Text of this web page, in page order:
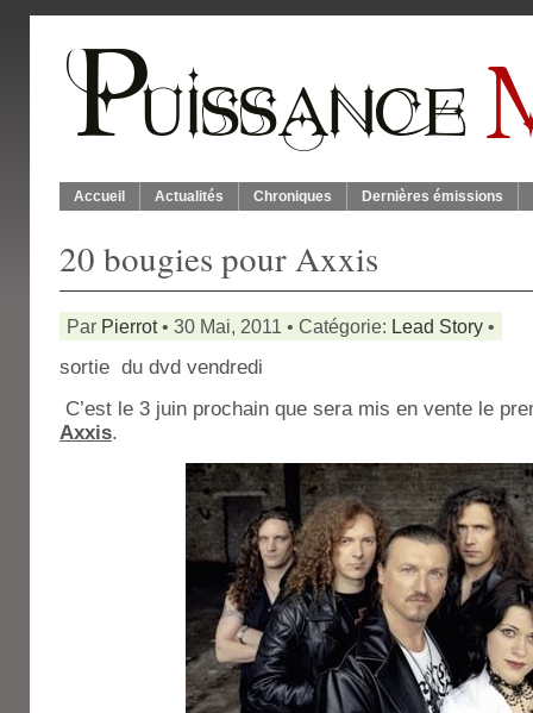
Accueil Actualités Chroniques Dernières émissions
20 bougies pour Axxis
Par Pierrot• 30 Mai, 2011 • Catégorie: Lead Story •
sortie du dvd vendredi
C’est le 3 juin prochain que sera mis en vente le
Axxis.